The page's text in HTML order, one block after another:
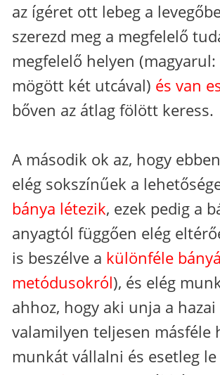
az ígéret ott lebeg a
szerezd meg a megfelelő
megfelelő helyen
mögött két utcával) és van
bőven az átlag fölött keress.
A második ok az, hogy
elég sokszínűek a
bánya létezik, ezek pedig a
anyagtól függően elég
is beszélve a különféle
metódusokról), és elég
ahhoz, hogy aki unja a
valamilyen teljesen másféle
munkát vállalni és esetleg